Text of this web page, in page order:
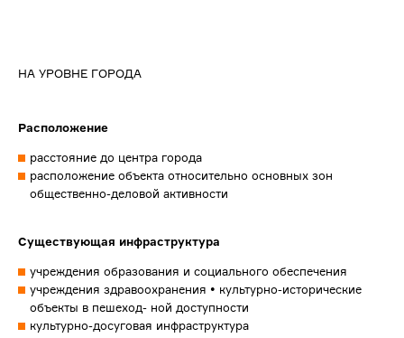
НА УРОВНЕ ГОРОДА
Расположение
расстояние до центра города
расположение объекта относительно основных зон
общественно-деловой активности
Существующая инфраструктура
учреждения образования и социального обеспечения
учреждения здравоохранения • культурно-исторические
объекты в пешеход- ной доступности
культурно-досуговая инфраструктура